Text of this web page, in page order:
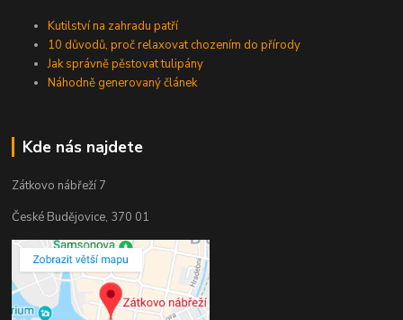
Kutilství na zahradu patří
10 důvodů, proč relaxovat chozením do přírody
Jak správně pěstovat tulipány
Náhodně generovaný článek
Kde nás najdete
Zátkovo nábřeží 7
České Budějovice, 370 01